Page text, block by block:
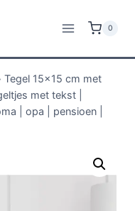
0
Tegel 15×15 cm met
met tekst |
| opa | pensioen |